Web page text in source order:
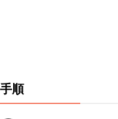
手順